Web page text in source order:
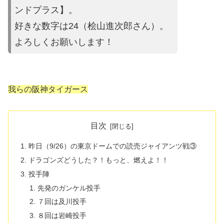
ンドプラス】。
好きな数字は24（桧山進次郎さん）。
よろしくお願いします！
我らの阪神タイガース
目次
昨日（9/26）の東京ドームでの読売ジャイアンツ戦③
ドラゴンズどうした？！もっと、燃えよ！！
投手陣
先発のガンケル投手
７回は及川投手
８回は岩崎投手